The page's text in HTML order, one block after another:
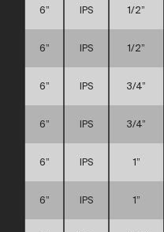
6” IPS 1/2”
6” IPS 1/2”
6” IPS 3/4”
6” IPS 3/4”
6” IPS 1”
6” IPS 1”